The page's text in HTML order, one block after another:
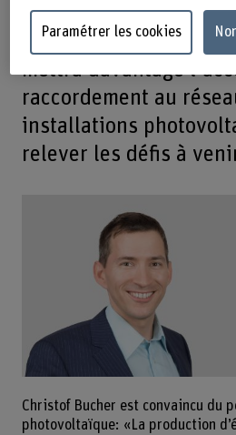
dans le domaine de la
électrique.
mettra davantage
raccordement au
installations
relever les défis à
Christof Bucher est convaincu du
photovoltaïque: «La production
Paramétrer les cookies